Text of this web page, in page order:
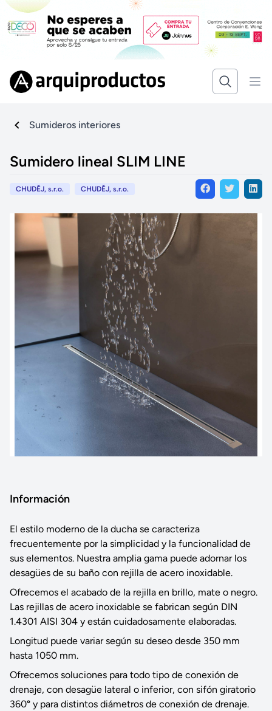
Sumideros interiores
Sumidero lineal SLIM LINE
CHUDĚJ, s.r.o. CHUDĚJ, s.r.o.
Información
El estilo moderno de la ducha se caracteriza
frecuentemente por la simplicidad y la funcionalidad de
sus elementos. Nuestra amplia gama puede adornar los
desagües de su baño con rejilla de acero inoxidable.
Ofrecemos el acabado de la rejilla en brillo, mate o negro.
Las rejillas de acero inoxidable se fabrican según DIN
1.4301 AISI 304 y están cuidadosamente elaboradas.
Longitud puede variar según su deseo desde 350 mm
hasta 1050 mm.
Ofrecemos soluciones para todo tipo de conexión de
drenaje, con desagüe lateral o inferior, con sifón giratorio
360° y para distintos diámetros de conexión de drenaje.